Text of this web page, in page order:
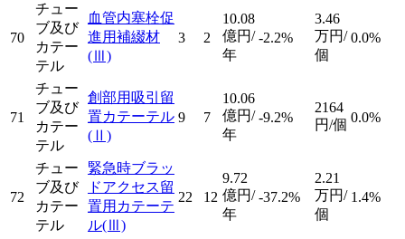
70
チュー
ブ及び
カテー
テル
血管内塞栓促
進用補綴材
(Ⅲ)
3 2
10.08
億円/
年
-2.2%
3.46
万円/
個
0.0%
71
チュー
ブ及び
カテー
テル
創部用吸引留
置カテーテル
(Ⅱ)
9 7
10.06
億円/
年
-9.2%
2164
円/個 0.0%
72
チュー
ブ及び
カテー
テル
緊急時ブラッ
ドアクセス留
置用カテーテ
ル(Ⅲ)
22 12
9.72
億円/
年
-37.2%
2.21
万円/
個
1.4%